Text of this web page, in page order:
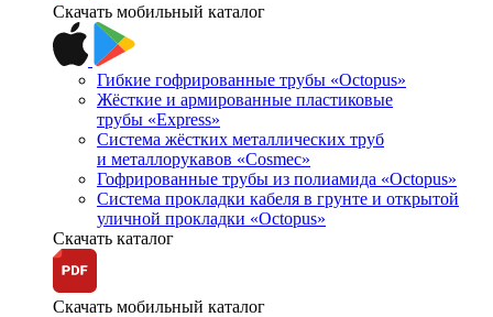
Скачать мобильный каталог
Гибкие гофрированные трубы «Octopus»
Жёсткие и армированные пластиковые
трубы «Express»
Система жёстких металлических труб
и металлорукавов «Cosmec»
Гофрированные трубы из полиамида «Octopus»
Система прокладки кабеля в грунте и открытой
уличной прокладки «Octopus»
Скачать каталог
Скачать мобильный каталог